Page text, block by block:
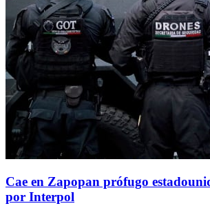
Cae en Zapopan prófugo
por Interpol